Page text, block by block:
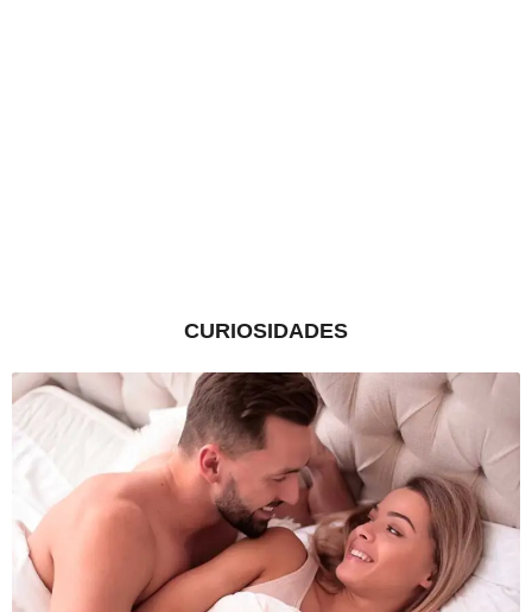
CURIOSIDADES